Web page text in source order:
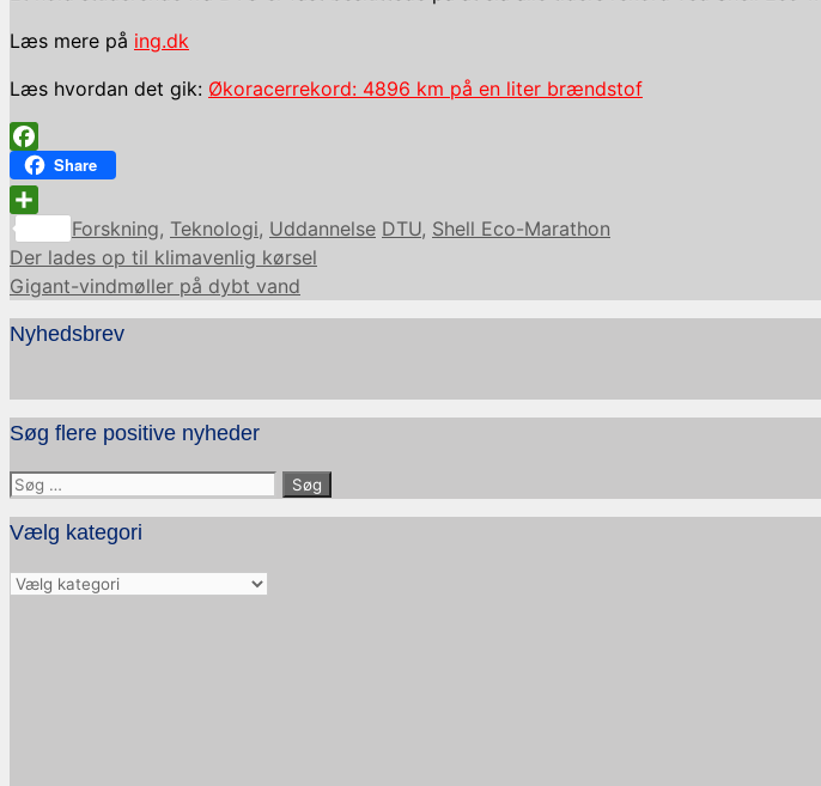
Læs mere på ing.dk
Læs hvordan det gik: Økoracerrekord: 4896 km på en liter brændstof
Facebook
Share
Share
Kategorier
Forskning, Teknologi, Uddannelse Tags
DTU, Shell Eco-Marathon
Der lades op til klimavenlig kørsel
Gigant-vindmøller på dybt vand
Nyhedsbrev
Søg flere positive nyheder
Søg
efter:
Vælg kategori
Vælg